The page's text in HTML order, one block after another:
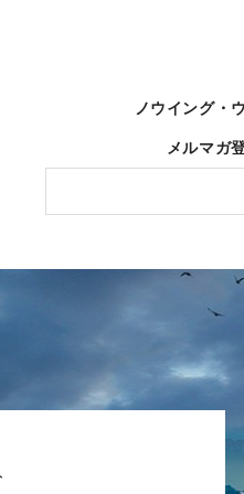
ノウイング・
メルマガ